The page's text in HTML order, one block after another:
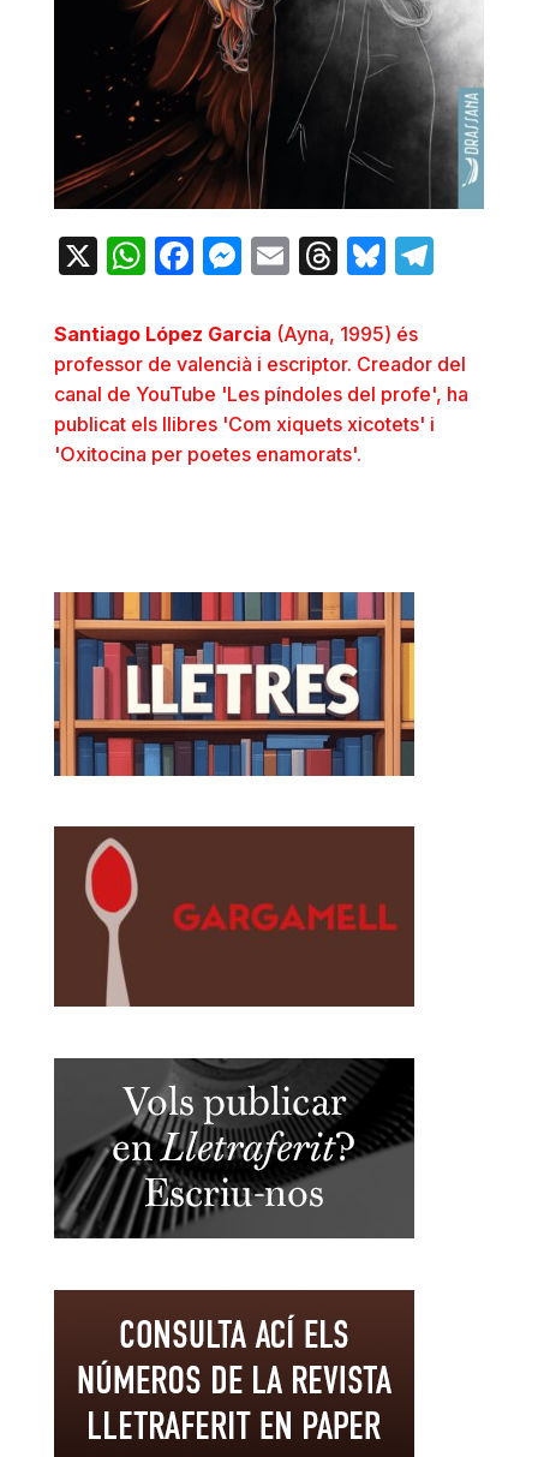
X WhatsApp
Facebook
Messenger
EmailThreads
Bluesky
Santiago López Garcia (Ayna, 1995) és
professor de valencià i escriptor. Creador del
canal de YouTube 'Les píndoles del profe', ha
publicat els llibres 'Com xiquets xicotets' i
'Oxitocina per poetes enamorats'.